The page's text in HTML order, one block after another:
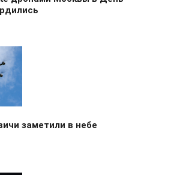
заметили в небе